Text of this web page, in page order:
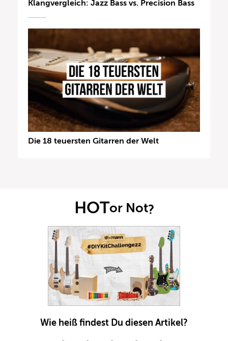
Klangvergleich: Jazz Bass vs. Precision Bass
Die 18 teuersten Gitarren der Welt
HOTor Not?
Wie heiß findest Du diesen Artikel?